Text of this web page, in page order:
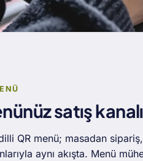
satış
QR menü; masadan
aynı akışta. Menü